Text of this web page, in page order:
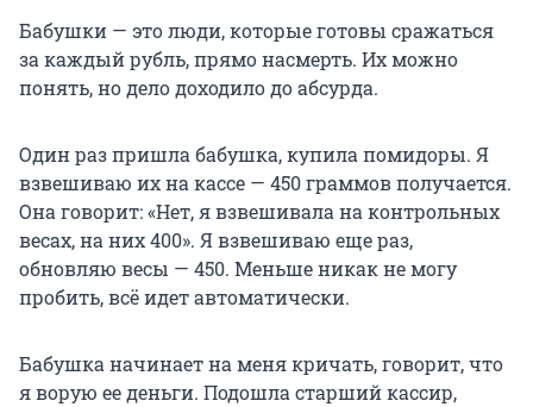
Бабушки — это люди, которые готовы сражаться
за каждый рубль, прямо насмерть. Их можно
понять, но дело доходило до абсурда.
Один раз пришла бабушка, купила помидоры. Я
взвешиваю их на кассе — 450 граммов получается.
Она говорит: «Нет, я взвешивала на контрольных
весах, на них 400». Я взвешиваю еще раз,
обновляю весы — 450. Меньше никак не могу
пробить, всё идет автоматически.
Бабушка начинает на меня кричать, говорит, что
я ворую ее деньги. Подошла старший кассир,